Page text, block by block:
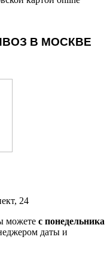
В МОСКВЕ
24
можете c понедельника
даты и